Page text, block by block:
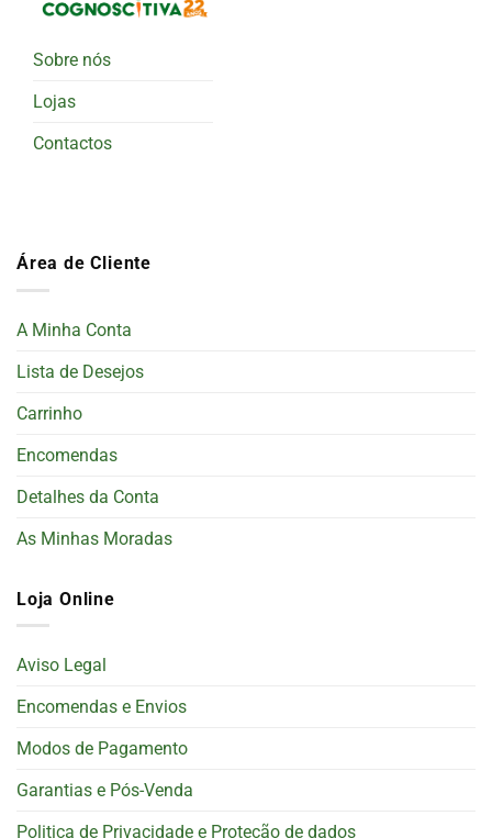
Sobre nós
Lojas
Contactos
Área de Cliente
A Minha Conta
Lista de Desejos
Carrinho
Encomendas
Detalhes da Conta
As Minhas Moradas
Loja Online
Aviso Legal
Encomendas e Envios
Modos de Pagamento
Garantias e Pós-Venda
Politica de Privacidade e Proteção de dados